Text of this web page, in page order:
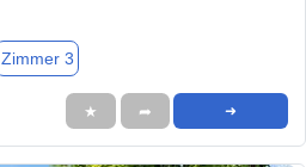
Zimmer 3
★ ➦ ➜